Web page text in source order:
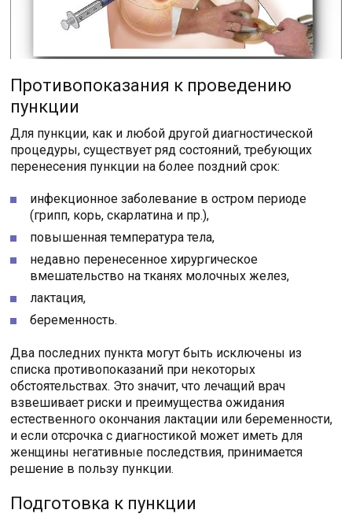
Противопоказания к проведению
пункции
Для пункции, как и любой другой диагностической
процедуры, существует ряд состояний, требующих
перенесения пункции на более поздний срок:
инфекционное заболевание в остром периоде
(грипп, корь, скарлатина и пр.),
повышенная температура тела,
недавно перенесенное хирургическое
вмешательство на тканях молочных желез,
лактация,
беременность.
Два последних пункта могут быть исключены из
списка противопоказаний при некоторых
обстоятельствах. Это значит, что лечащий врач
взвешивает риски и преимущества ожидания
естественного окончания лактации или беременности,
и если отсрочка с диагностикой может иметь для
женщины негативные последствия, принимается
решение в пользу пункции.
Подготовка к пункции